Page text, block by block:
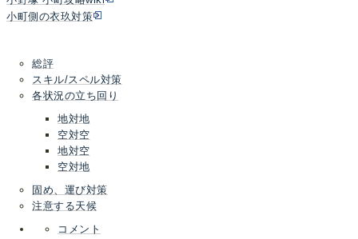
小町側の衣玖対策
総評
スキル/スペル対策
各状況の立ち回り
地対地
空対空
地対空
空対地
固め、運び対策
注意する天候
コメント